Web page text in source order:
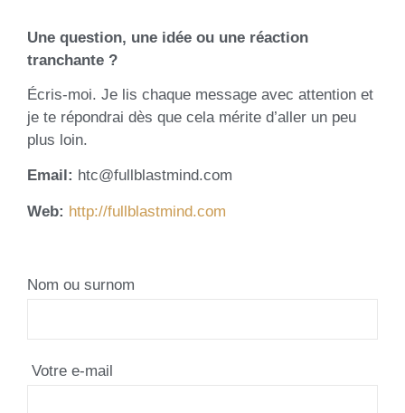
Une question, une idée ou une réaction
tranchante ?
Écris-moi. Je lis chaque message avec attention et
je te répondrai dès que cela mérite d’aller un peu
plus loin.
Email: htc@fullblastmind.com
Web: http://fullblastmind.com
Nom ou surnom
⁣⁣⁣ Votre e-mail